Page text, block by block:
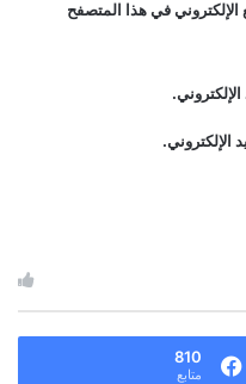
في هذا المتصفح
الإلكتروني.
810
متابع